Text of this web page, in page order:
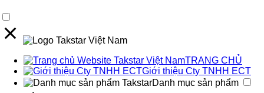
TRANG CHỦ
Giới thiệu Cty TNHH ECT
Danh mục sản phẩm